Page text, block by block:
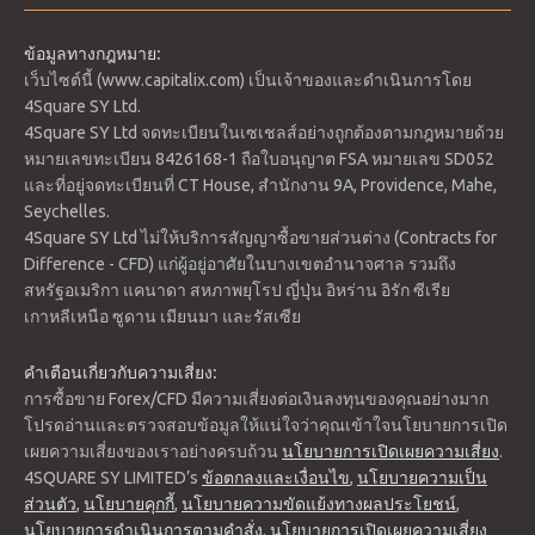
แนวรับ 1: 3,816
แนวรับ 2: 3,808
แนวรับ 3: 3,800
แนวต้าน 1: 3,832
แนวต้าน 2: 3,840
จุดกลับตัว: 3,824
ปริมาณการซื้อขายดัชนีต่ำจนถึงขณะนี้ ราคาอยู่ที่แนวรับ 1 ที่ช่วง
การซื้อขายที่คาดหวังระหว่าง 3,800 ถึง 3,848 จุดกลับตัวเปลี่ยนเท
รนด์อยู่ที่ 3,824 Ichimoku cloud แสดงการเคลื่อนไหวด้านข้าง
แบบ Sideways Movement
ข้อมูลทางกฎหมาย:
เว็บไซต์นี้ (www.capitalix.com) เป็นเจ้าของและดำเนินการโดย
4Square SY Ltd.
4Square SY Ltd จดทะเบียนในเซเชลส์อย่างถูกต้องตามกฎหมายด้วย
หมายเลขทะเบียน 8426168-1 ถือใบอนุญาต FSA หมายเลข SD052
และที่อยู่จดทะเบียนที่ CT House, สำนักงาน 9A, Providence, Mahe,
Seychelles.
4Square SY Ltd ไม่ให้บริการสัญญาซื้อขายส่วนต่าง (Contracts for
Difference - CFD) แก่ผู้อยู่อาศัยในบางเขตอำนาจศาล รวมถึง
สหรัฐอเมริกา แคนาดา สหภาพยุโรป ญี่ปุ่น อิหร่าน อิรัก ซีเรีย
เกาหลีเหนือ ซูดาน เมียนมา และรัสเซีย
คำเตือนเกี่ยวกับความเสี่ยง:
การซื้อขาย Forex/CFD มีความเสี่ยงต่อเงินลงทุนของคุณอย่างมาก
โปรดอ่านและตรวจสอบข้อมูลให้แน่ใจว่าคุณเข้าใจนโยบายการเปิด
เผยความเสี่ยงของเราอย่างครบถ้วน นโยบายการเปิดเผยความเสี่ยง.
4SQUARE SY LIMITED’s ข้อตกลงและเงื่อนไข, นโยบายความเป็น
ส่วนตัว, นโยบายคุกกี้, นโยบายความขัดแย้งทางผลประโยชน์,
นโยบายการดำเนินการตามคำสั่ง, นโยบายการเปิดเผยความเสี่ยง